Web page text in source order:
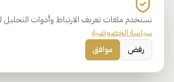
نستخدم ملفات تعريف الارتباط وأدوات
سياسة الخصوصية
رفض
موافق